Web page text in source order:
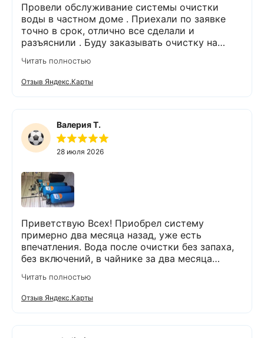
Провели обслуживание системы очистки
воды в частном доме . Приехали по заявке
точно в срок, отлично все сделали и
разъяснили . Буду заказывать очистку на
Читать полностью
Отзыв Яндекс.Карты
Валерия Т.
28 июля 2026
Приветствую Всех! Приобрел систему
примерно два месяца назад, уже есть
впечатления. Вода после очистки без запаха,
без включений, в чайнике за два месяца
работает. Оборудование, несмотря на
размеры, поставили компактно, сбоев не
было. Спасибо Экодару за хорошую работу.
Читать полностью
Отзыв Яндекс.Карты